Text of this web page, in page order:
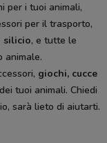
per i tuoi animali,
per il trasporto,
silicio, e tutte le
animale.
giochi, cucce
tuoi animali. Chiedi
sarà lieto di aiutarti.